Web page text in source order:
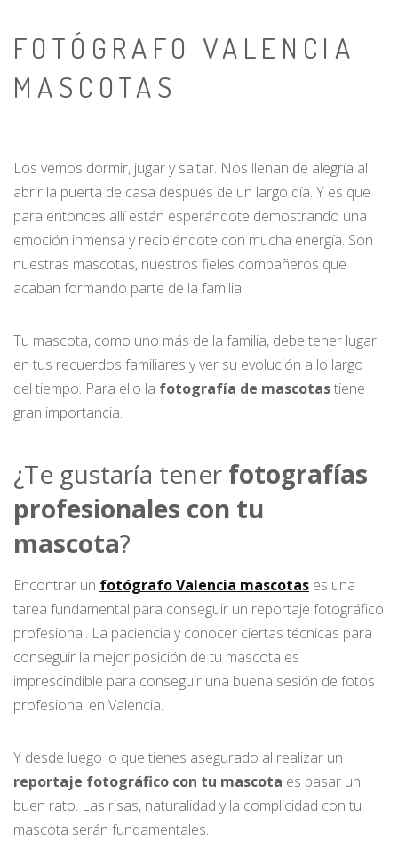
FOTÓGRAFO VALENCIA
MASCOTAS
Los vemos dormir, jugar y saltar. Nos llenan de alegría al
abrir la puerta de casa después de un largo día. Y es que
para entonces allí están esperándote demostrando una
emoción inmensa y recibiéndote con mucha energía. Son
nuestras mascotas, nuestros fieles compañeros que
acaban formando parte de la familia.
Tu mascota, como uno más de la familia, debe tener lugar
en tus recuerdos familiares y ver su evolución a lo largo
del tiempo. Para ello la fotografía de mascotastiene
gran importancia.
¿Te gustaría tener fotografías
profesionales con tu
mascota?
Encontrar un fotógrafo Valencia mascotas es una
tarea fundamental para conseguir un reportaje fotográfico
profesional. La paciencia y conocer ciertas técnicas para
conseguir la mejor posición de tu mascota es
imprescindible para conseguir una buena sesión de fotos
profesional en Valencia.
Y desde luego lo que tienes asegurado al realizar un
reportaje fotográfico con tu mascota es pasar un
buen rato. Las risas, naturalidad y la complicidad con tu
mascota serán fundamentales.